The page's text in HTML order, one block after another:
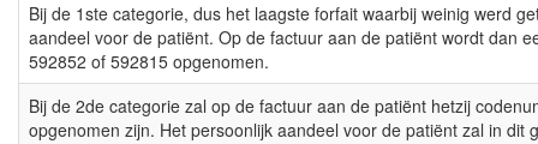
Bij de 1ste categorie, dus het laagste forfait waarbij weinig werd
aandeel voor de patiënt. Op de factuur aan de patiënt wordt dan
592852 of 592815 opgenomen.
Bij de 2de categorie zal op de factuur aan de patiënt hetzij
opgenomen zijn. Het persoonlijk aandeel voor de patiënt zal in dit